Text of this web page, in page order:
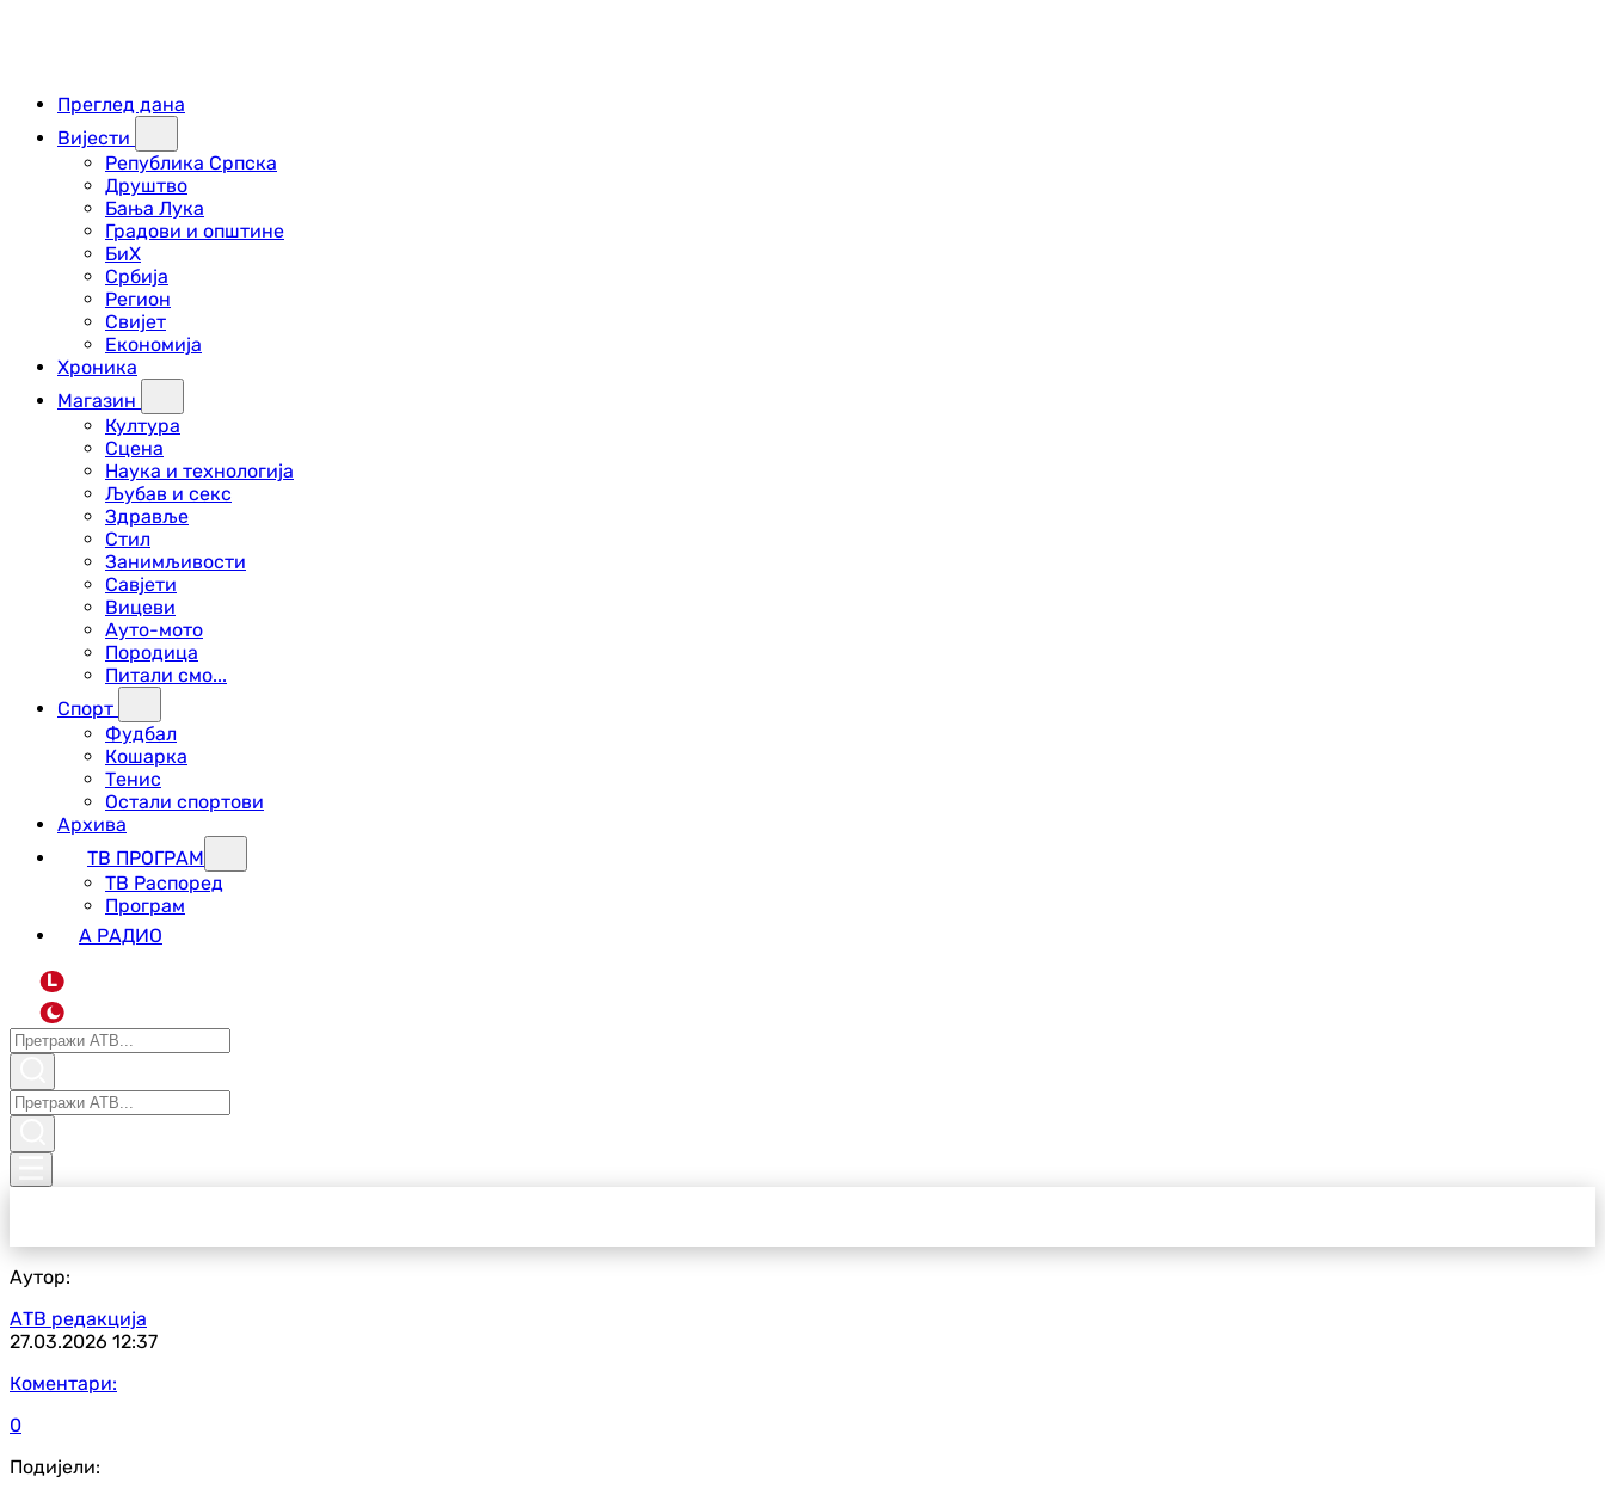
Преглед дана
Вијести
Република Српска
Друштво
Бања Лука
Градови и општине
БиХ
Србија
Регион
Свијет
Економија
Хроника
Магазин
Култура
Сцена
Наука и технологија
Љубав и секс
Здравље
Стил
Занимљивости
Савјети
Вицеви
Ауто-мото
Породица
Питали смо...
Спорт
Фудбал
Кошарка
Тенис
Остали спортови
Архива
ТВ ПРОГРАМ
ТВ Распоред
Програм
А РАДИО
L
Аутор:
АТВ редакција
27.03.2026 12:37
Коментари:
0
Подијели: